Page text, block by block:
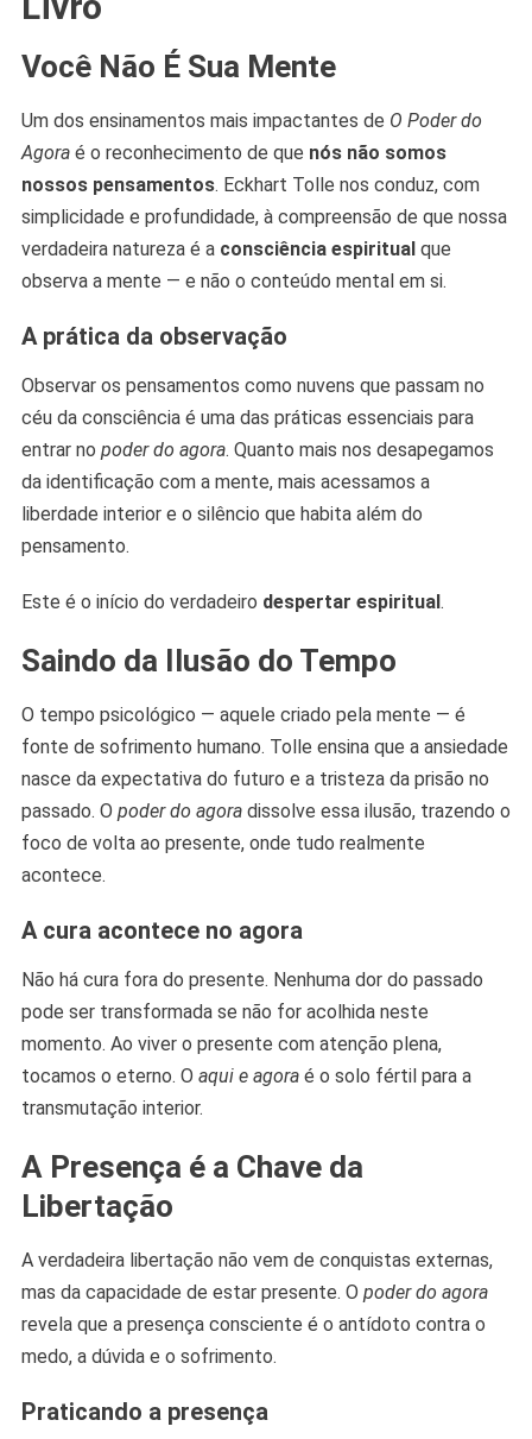
Você Não É Sua Mente
Um dos ensinamentos mais impactantes de O Poder do
Agoraé o reconhecimento de que nós não somos
nossos pensamentos. Eckhart Tolle nos conduz, com
simplicidade e profundidade, à compreensão de que nossa
verdadeira natureza é a consciência espiritual que
observa a mente — e não o conteúdo mental em si.
A prática da observação
Observar os pensamentos como nuvens que passam no
céu da consciência é uma das práticas essenciais para
entrar no poder do agora. Quanto mais nos desapegamos
da identificação com a mente, mais acessamos a
liberdade interior e o silêncio que habita além do
pensamento.
Este é o início do verdadeiro despertar espiritual .
Saindo da Ilusão do Tempo
O tempo psicológico — aquele criado pela mente — é
fonte de sofrimento humano. Tolle ensina que a ansiedade
nasce da expectativa do futuro e a tristeza da prisão no
passado. O poder do agoradissolve essa ilusão, trazendo o
foco de volta ao presente, onde tudo realmente
acontece.
A cura acontece no agora
Não há cura fora do presente. Nenhuma dor do passado
pode ser transformada se não for acolhida neste
momento. Ao viver o presente com atenção plena,
tocamos o eterno. O aqui e agoraé o solo fértil para a
transmutação interior.
A Presença é a Chave da
Libertação
A verdadeira libertação não vem de conquistas externas,
mas da capacidade de estar presente. O poder do agora
revela que a presença consciente é o antídoto contra o
medo, a dúvida e o sofrimento.
Praticando a presença